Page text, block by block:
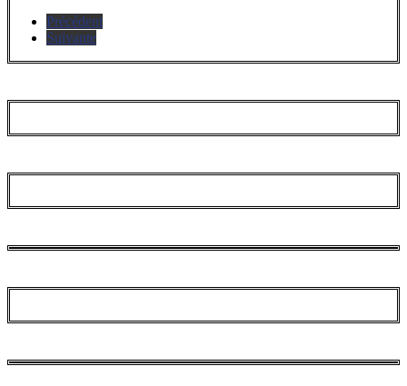
Précédent
Suivante